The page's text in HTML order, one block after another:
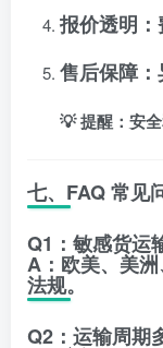
报价透明
售后保障
💡 提醒：安
七、FAQ 常见
Q1：敏感货运
A：欧美、美
法规。
Q2：运输周期